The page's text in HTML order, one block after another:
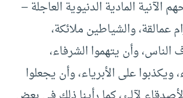
الآنية المادية الدنيوية العاجلة –
عمالقة، والشياطين ملائكة،
وأن يتهموا الشرفاء،
ويكذبوا على الأبرياء، وأن يجعلوا